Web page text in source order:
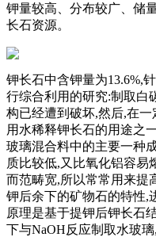
钾量较高、分布较广、储
长石资源。
钾长石中含钾量为13.6%,
行综合利用的研究:制取白
构已经遭到破坏,然后,在
用水稀释钾长石的用途之
玻璃混合料中的主要一种
质比较低,又比氧化铝容易
而范畴宽,所以常常用来提
钾后余下的矿物石的特性,
原理是基于提钾后钾长石
下与NaOH反应制取水玻璃,